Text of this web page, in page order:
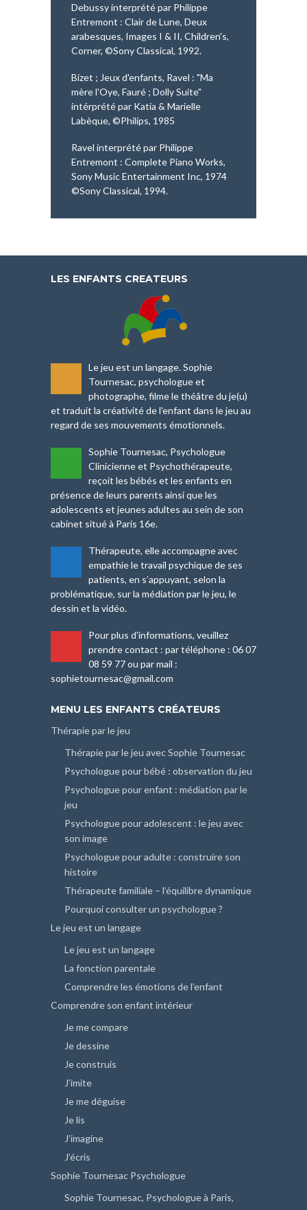
Debussy interprété par Philippe
Entremont : Clair de Lune, Deux
arabesques, Images I & II, Children's,
Corner, ©Sony Classical, 1992.
Bizet ; Jeux d'enfants, Ravel : "Ma
mère l'Oye, Fauré ; Dolly Suite"
intérprété par Katia & Marielle
Labèque, ©Philips, 1985
Ravel interprété par Philippe
Entremont : Complete Piano Works,
Sony Music Entertainment Inc, 1974
©Sony Classical, 1994.
LES ENFANTS CREATEURS
Le jeu est un langage. Sophie
Tournesac, psychologue et
photographe, filme le théâtre du je(u)
et traduit la créativité de l'enfant dans le jeu au
regard de ses mouvements émotionnels.
Sophie Tournesac, Psychologue
Clinicienne et Psychothérapeute,
reçoit les bébés et les enfants en
présence de leurs parents ainsi que les
adolescents et jeunes adultes au sein de son
cabinet situé à Paris 16e.
Thérapeute, elle accompagne avec
empathie le travail psychique de ses
patients, en s’appuyant, selon la
problématique, sur la médiation par le jeu, le
dessin et la vidéo.
Pour plus d'informations, veuillez
prendre contact : par téléphone : 06 07
08 59 77 ou par mail :
sophietournesac@gmail.com
MENU LES ENFANTS CRÉATEURS
Thérapie par le jeu
Thérapie par le jeu avec Sophie Tournesac
Psychologue pour bébé : observation du jeu
Psychologue pour enfant : médiation par le
jeu
Psychologue pour adolescent : le jeu avec
son image
Psychologue pour adulte : construire son
histoire
Thérapeute familiale – l’équilibre dynamique
Pourquoi consulter un psychologue ?
Le jeu est un langage
Le jeu est un langage
La fonction parentale
Comprendre les émotions de l’enfant
Comprendre son enfant intérieur
Je me compare
Je dessine
Je construis
J’imite
Je me déguise
Je lis
J’imagine
J’écris
Sophie Tournesac Psychologue
Sophie Tournesac, Psychologue à Paris,